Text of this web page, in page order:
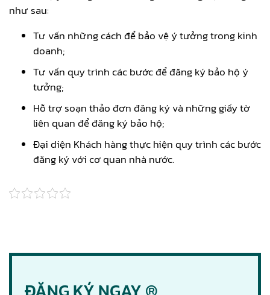
như sau:
Tư vấn những cách để bảo vệ ý tưởng trong kinh
doanh;
Tư vấn quy trình các bước để đăng ký bảo hộ ý
tưởng;
Hỗ trợ soạn thảo đơn đăng ký và những giấy tờ
liên quan để đăng ký bảo hộ;
Đại diện Khách hàng thực hiện quy trình các bước
đăng ký với cơ quan nhà nước.